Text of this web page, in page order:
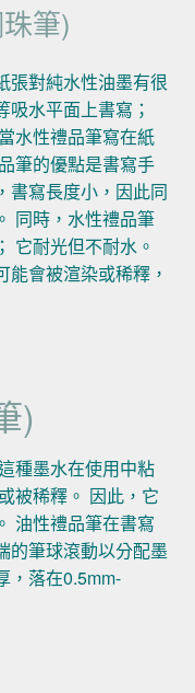
筆)
張對純水性油墨有很
水平面上書寫；
水性禮品筆寫在紙
筆的優點是書寫手
書寫長度小，因此同
同時，水性禮品筆
它耐光但不耐水。
會被渲染或稀釋，
)
種墨水在使用中粘
被稀釋。 因此，它
油性禮品筆在書寫
的筆球滾動以分配墨
，落在0.5mm-